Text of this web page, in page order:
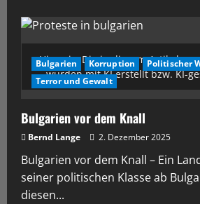
Hinweis: Die in diesem Artikel
wurden mit KI erstellt bzw. KI-
Bulgarien Korruption
Politischer
Terror und Gewalt
Bulgarien vor dem Knall
Bernd Lange 2. Dezember 2025
Bulgarien vor dem Knall – Ein
seiner politischen Klasse ab
diesen...